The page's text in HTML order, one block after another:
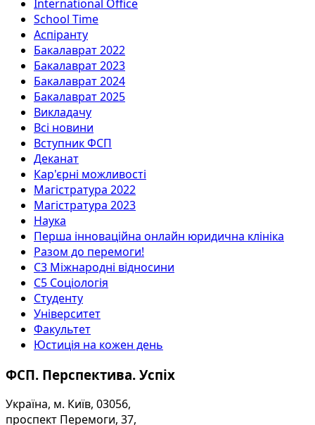
International Office
School Time
Аспіранту
Бакалаврат 2022
Бакалаврат 2023
Бакалаврат 2024
Бакалаврат 2025
Викладачу
Всі новини
Вступник ФСП
Деканат
Кар'єрні можливості
Магістратура 2022
Магістратура 2023
Наука
Перша інноваційна онлайн юридична клініка
Разом до перемоги!
С3 Міжнародні відносини
С5 Соціологія
Студенту
Університет
Факультет
Юстиція на кожен день
ФСП. Перспектива. Успіх
Україна, м. Київ, 03056,
проспект Перемоги, 37,